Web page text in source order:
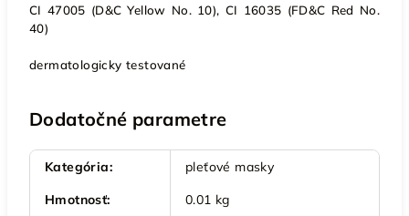
CI 47005 (D&C Yellow No. 10), CI 16035 (FD&C Red No.
40)
dermatologicky testované
Dodatočné parametre
Kategória:
pleťové masky
Hmotnosť:
0.01 kg